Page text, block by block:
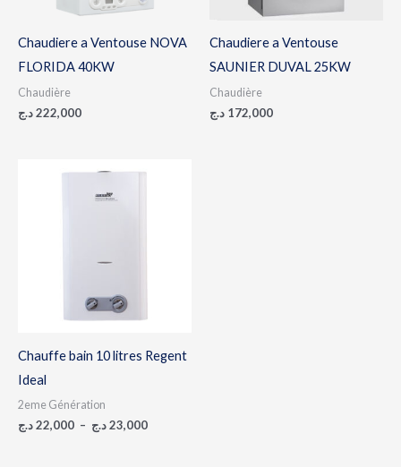
Chaudiere a Ventouse NOVA
FLORIDA 40KW
Chaudière
222,000د.ج
Chaudiere a Ventouse
SAUNIER DUVAL 25KW
Chaudière
172,000 د.ج
Chauffe bain 10 litres Regent
Ideal
2eme Génération
22,000د.ج – 23,000د.ج